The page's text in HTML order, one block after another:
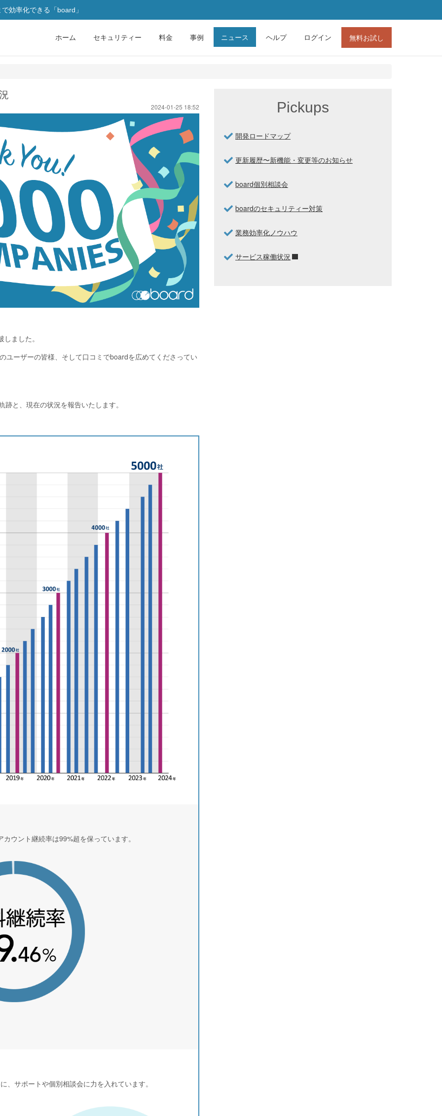
効率化できる「board」
ホーム セキュリティー 料金 事例 ニュース ヘルプ ログイン 無料お試し
2024-01-25 18:52
ました。
ユーザーの皆様、そして口コミでboardを広めてくださってい
と、現在の状況を報告いたします。
ウント継続率は99%超を保っています。
、サポートや個別相談会に力を入れています。
Pickups
開発ロードマップ
更新履歴〜新機能・変更等のお知らせ
board個別相談会
boardのセキュリティー対策
業務効率化ノウハウ
サービス稼働状況